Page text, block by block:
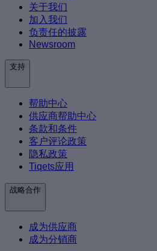
关于我们
加入我们
负责任的披露
Newsroom
支持
帮助中心
供应商帮助中心
条款和条件
客户评论政策
隐私政策
Tiqets应用
战略合作
成为供应商
成为分销商